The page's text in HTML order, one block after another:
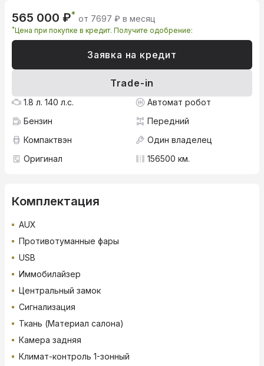
565 000 ₽* от 7697 ₽ в месяц
*Цена при покупке в кредит. Получите одобрение:
Заявка на кредит
Trade-in
1.8 л. 140 л.с.
Автомат робот
Бензин
Передний
Компактвэн
Один владелец
Оригинал
156500 км.
Комплектация
AUX
Противотуманные фары
USB
Иммобилайзер
Центральный замок
Сигнализация
Ткань (Материал салона)
Камера задняя
Климат-контроль 1-зонный